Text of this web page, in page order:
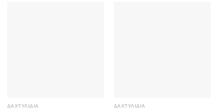
ΔΑΧΤΥΛΊΔΙΑ ΔΑΧΤΥΛΊΔΙΑ